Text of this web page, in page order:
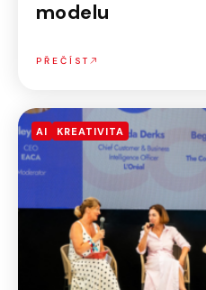
modelu
PŘEČÍST
AI KREATIVITA